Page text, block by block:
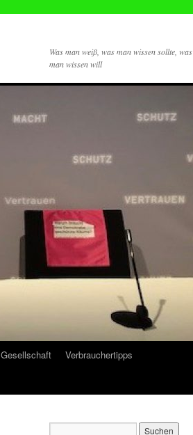
Was man weiß, was man wissen sollte, was
man wissen will
Gesellschaft
Verbrauchertipps